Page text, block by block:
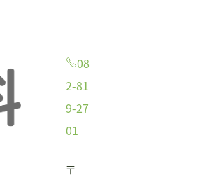
08
2-81
9-27
01
〒